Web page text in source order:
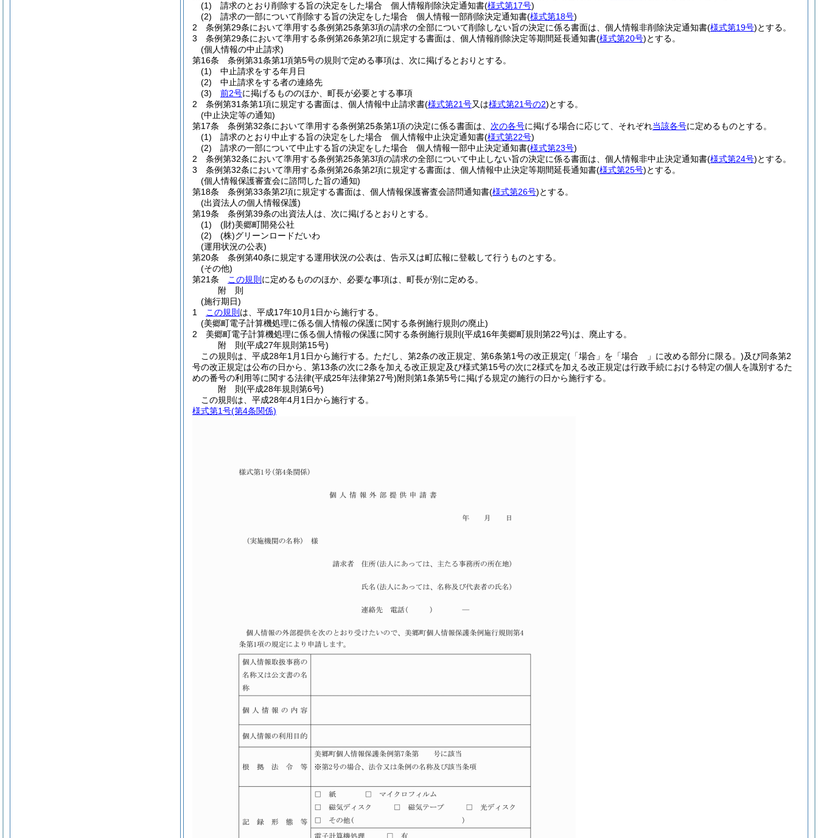
(1)
請求のとおり削除する旨の決定をした場合 個人情報削除決定通知書(様式第17号)
(2)
請求の一部について削除する旨の決定をした場合 個人情報一部削除決定通知書(様式第18号)
2
条例第29条において準用する条例第25条第3項の請求の全部について削除しない旨の決定に係る書面は、個人情報非削除決定通知書(様式第19号)とする。
3
条例第29条において準用する条例第26条第2項に規定する書面は、個人情報削除決定等期間延長通知書(様式第20号)とする。
(個人情報の中止請求)
第16条
条例第31条第1項第5号の規則で定める事項は、次に掲げるとおりとする。
(1)
中止請求をする年月日
(2)
中止請求をする者の連絡先
(3)
前2号に掲げるもののほか、町長が必要とする事項
2
条例第31条第1項に規定する書面は、個人情報中止請求書(様式第21号又は様式第21号の2)とする。
(中止決定等の通知)
第17条
条例第32条において準用する条例第25条第1項の決定に係る書面は、 次の各号に掲げる場合に応じて、それぞれ当該各号に定めるものとする。
(1)
請求のとおり中止する旨の決定をした場合 個人情報中止決定通知書(様式第22号)
(2)
請求の一部について中止する旨の決定をした場合 個人情報一部中止決定通知書(様式第23号)
2
条例第32条において準用する条例第25条第3項の請求の全部について中止しない旨の決定に係る書面は、個人情報非中止決定通知書(様式第24号)とする。
3
条例第32条において準用する条例第26条第2項に規定する書面は、個人情報中止決定等期間延長通知書(様式第25号)とする。
(個人情報保護審査会に諮問した旨の通知)
第18条
条例第33条第2項に規定する書面は、個人情報保護審査会諮問通知書(様式第26号)とする。
(出資法人の個人情報保護)
第19条
条例第39条の出資法人は、次に掲げるとおりとする。
(1)
(財)美郷町開発公社
(2)
(株)グリーンロードだいわ
(運用状況の公表)
第20条
条例第40条に規定する運用状況の公表は、告示又は町広報に登載して行うものとする。
(その他)
第21条
この規則 に定めるもののほか、必要な事項は、町長が別に定める。
附 則
(施行期日)
1
この規則 は、平成17年10月1日から施行する。
(美郷町電子計算機処理に係る個人情報の保護に関する条例施行規則の廃止)
2
美郷町電子計算機処理に係る個人情報の保護に関する条例施行規則 (平成16年美郷町規則第22号)は、廃止する。
附 則(平成27年規則第15号)
この規則は、平成28年1月1日から施行する。 ただし、第2条の改正規定、第6条第1号の改正規定(「場合」を「場合 」に改める部分に限る。)及び同条第2
号の改正規定は公布の日から、第13条の次に2条を加える改正規定及び様式第15号の次に2様式を加える改正規定は行政手続における特定の個人を識別するた
めの番号の利用等に関する法律(平成25年法律第27号)附則第1条第5号に掲げる規定の施行の日から施行する。
附 則(平成28年規則第6号)
この規則は、平成28年4月1日から施行する。
様式第1号(第4条関係)